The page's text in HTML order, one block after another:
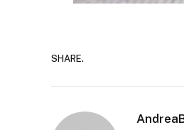
SHARE.